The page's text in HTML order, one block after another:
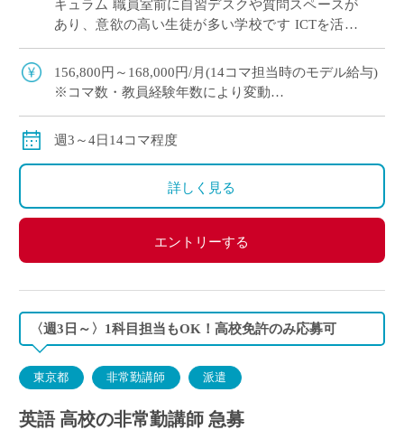
キュラム 職員室前に自習デスクや質問スペースが
あり、意欲の高い生徒が多い学校です ICTを活用
る先生を募集します
156,800円～168,000円/月(14コマ担当時のモデル給与)
※コマ数・教員経験年数により変動
週3～4日14コマ程度
詳しく見る
エントリーする
〈週3日～〉1科目担当もOK！高校免許のみ応募可
東京都 非常勤講師 派遣
英語 高校の非常勤講師 急募